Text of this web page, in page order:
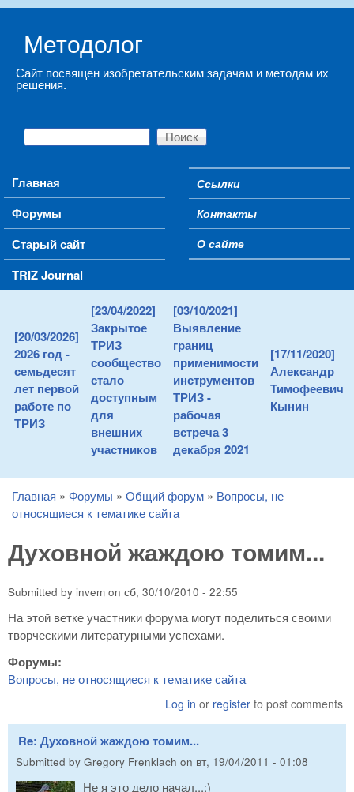
Методолог
Сайт посвящен изобретательским задачам и методам их
решения.
Форма поиска
Поиск
Main menu
Главная
Форумы
Старый сайт
TRIZ Journal
Secondary menu
Ссылки
Контакты
О сайте
[20/03/2026]
2026 год -
семьдесят
лет первой
работе по
ТРИЗ
[23/04/2022]
Закрытое
ТРИЗ
сообщество
стало
доступным
для
внешних
участников
[03/10/2021]
Выявление
границ
применимости
инструментов
ТРИЗ -
рабочая
встреча 3
декабря 2021
[17/11/2020]
Александр
Тимофеевич
Кынин
You are here
Главная » Форумы » Общий форум » Вопросы, не
относящиеся к тематике сайта
Духовной жаждою томим...
Submitted by invem on сб, 30/10/2010 - 22:55
На этой ветке участники форума могут поделиться своими
творческими литературными успехами.
Форумы:
Вопросы, не относящиеся к тематике сайта
Log in or register to post comments
Re: Духовной жаждою томим...
Submitted by Gregory Frenklach on вт, 19/04/2011 - 01:08
Не я это дело начал...:)